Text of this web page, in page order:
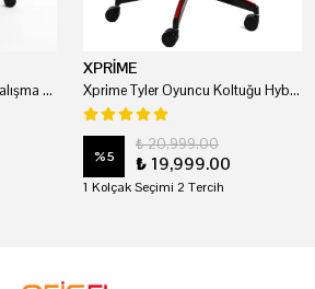
Xprime Soft Profesyonel Çalışma Ve Oyuncu Koltuğu
XPRİME
Xprime Tyler Oyuncu Koltuğu Hybrid Kumaş Kırmızı
%5
₺ 20,999.00
₺ 19,999.00
1 Kolçak Seçimi 2 Tercih